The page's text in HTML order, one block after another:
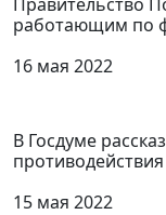
работающим по
16 мая 2022
В Госдуме
15 мая 2022